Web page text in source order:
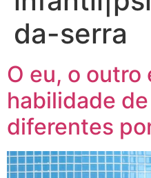
da-serra
O eu, o outro
habilidade
diferentes